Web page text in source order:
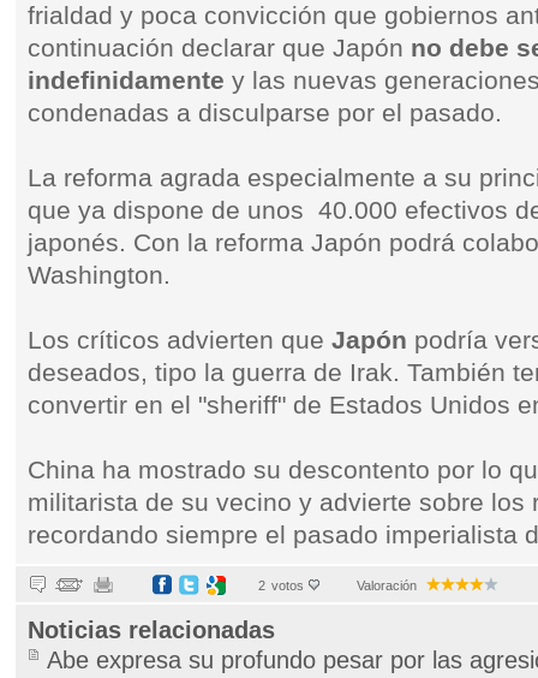
frialdad y poca convicción que gobiernos
continuación declarar que Japón no debe
indefinidamente y las nuevas
condenadas a disculparse por el pasado.
La reforma agrada especialmente a su
que ya dispone de unos 40.000 efectivos
japonés. Con la reforma Japón podrá
Washington.
Los críticos advierten queJapón podría
deseados, tipo la guerra de Irak. También
convertir en el "sheriff" de Estados Unidos
China ha mostrado su descontento por lo
militarista de su vecino y advierte sobre los
recordando siempre el pasado imperialista
2 votos Valoración
Noticias relacionadas
Abe expresa su profundo pesar por las